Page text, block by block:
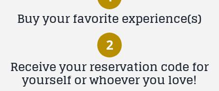
Buy your favorite experience(s)
2
Receive your reservation code for
yourself or whoever you love!